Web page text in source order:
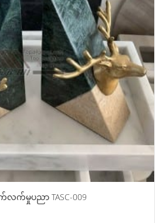
လက်မှုပညာ TASC-009